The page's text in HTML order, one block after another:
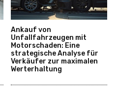
Ankauf von
Unfallfahrzeugen mit
Motorschaden: Eine
strategische Analyse für
Verkäufer zur maximalen
Werterhaltung